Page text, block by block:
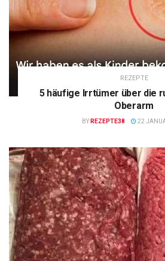
REZEPTE
5 häufige Irrtümer über die
Oberarm
BY REZEPTE38 22